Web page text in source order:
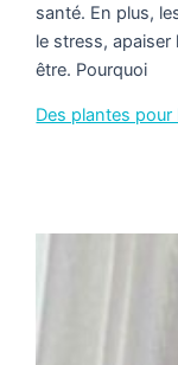
santé. En plus,
le stress,
être. Pourquoi
Des plantes pour